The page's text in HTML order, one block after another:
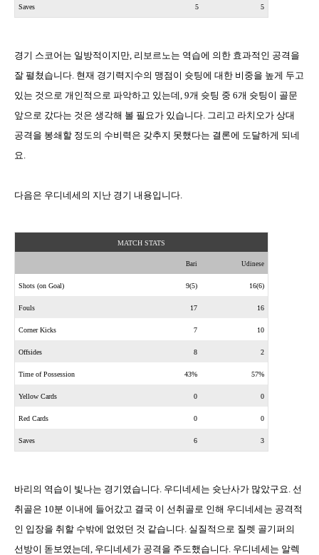
Saves 5 5
경기 스코어는 일방적이지만, 리보르노는 역습에 의한 효과적인 공격을
잘 펼쳤습니다. 현재 경기력지수의 맹점이 슛팅에 대한 비중을 높게 두고
있는 것으로 개인적으로 파악하고 있는데, 9개 슛팅 중 6개 슛팅이 골문
앞으로 갔다는 것은 생각해 볼 필요가 있습니다. 그리고 라치오가 상대
공격을 봉쇄할 정도의 수비력은 갖추지 못했다는 결론에 도달하게 되네
요.
다음은 우디네세의 지난 경기 내용입니다.
MATCH STATS
Bari Udinese
Shots (on Goal) 9(5) 16(6)
Fouls 17 16
Corner Kicks 7 10
Offsides 8 2
Time of Possession 43% 57%
Yellow Cards 0 0
Red Cards 0 0
Saves 6 3
바리의 역습이 빛나는 경기였습니다. 우디네세는 슛난사가 많았구요. 선
취골은 10분 이내에 들어갔고 결국 이 선취골로 인해 우디네세는 공격적
인 입장을 취할 수밖에 없었던 것 같습니다. 실질적으로 질렛 골기퍼의
선방이 돋보였는데, 우디네세가 공격을 주도했습니다. 우디네세는 알렉